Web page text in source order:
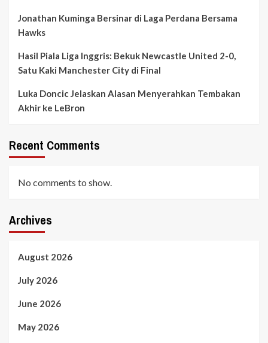
Jonathan Kuminga Bersinar di Laga Perdana Bersama
Hawks
Hasil Piala Liga Inggris: Bekuk Newcastle United 2-0,
Satu Kaki Manchester City di Final
Luka Doncic Jelaskan Alasan Menyerahkan Tembakan
Akhir ke LeBron
Recent Comments
No comments to show.
Archives
August 2026
July 2026
June 2026
May 2026